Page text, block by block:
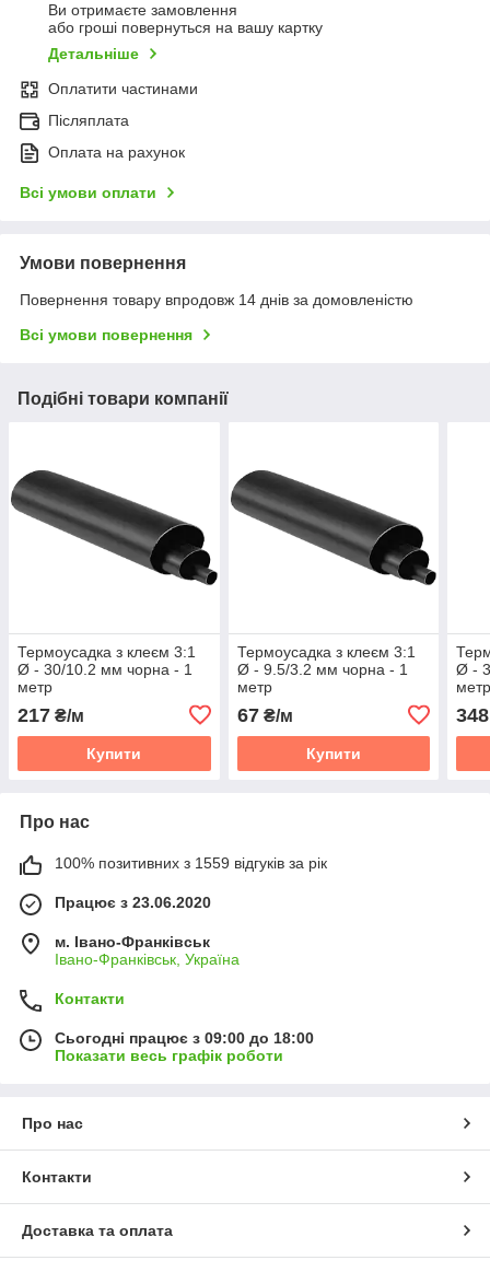
Ви отримаєте замовлення
або гроші повернуться на вашу картку
Детальніше
Оплатити частинами
Післяплата
Оплата на рахунок
Всі умови оплати
Умови повернення
Повернення товару впродовж 14 днів за домовленістю
Всі умови повернення
Подібні товари компанії
Термоусадка з клеєм 3:1
Ø - 30/10.2 мм чорна - 1
метр
217 ₴/м
Купити
Термоусадка з клеєм 3:1
Ø - 9.5/3.2 мм чорна - 1
метр
67₴/м
Купити
Ø -
348
Про нас
100% позитивних з 1559 відгуків за рік
Працює з 23.06.2020
м. Івано-Франківськ
Івано-Франківськ, Україна
Контакти
Сьогодні працює з 09:00 до 18:00
Показати весь графік роботи
Про нас
Контакти
Доставка та оплата